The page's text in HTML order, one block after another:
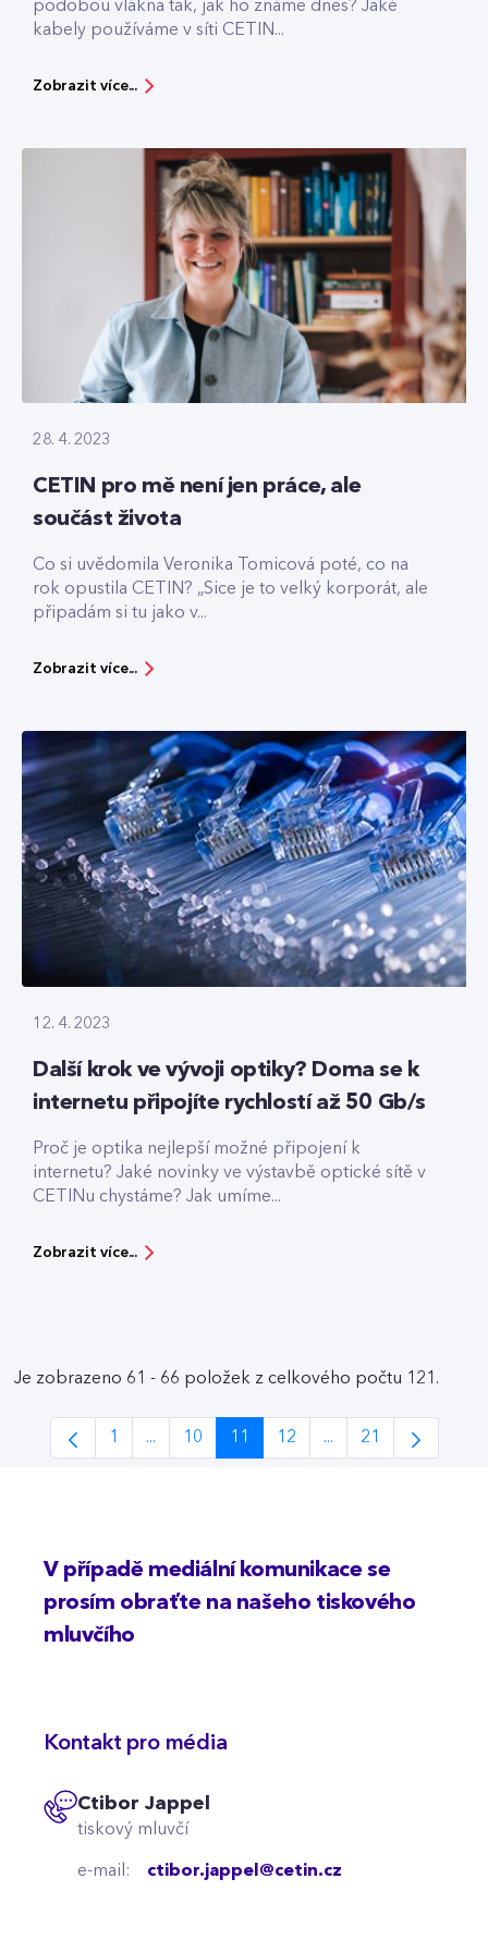
podobou vlákna tak, jak ho známe dnes? Jaké
kabely používáme v síti CETIN...
Zobrazit více...
28. 4. 2023
CETIN pro mě není jen práce, ale
součást života
Co si uvědomila Veronika Tomicová poté, co na
rok opustila CETIN? „Sice je to velký korporát, ale
připadám si tu jako v...
Zobrazit více...
12. 4. 2023
Další krok ve vývoji optiky? Doma se k
internetu připojíte rychlostí až 50 Gb/s
Proč je optika nejlepší možné připojení k
internetu? Jaké novinky ve výstavbě optické sítě v
CETINu chystáme? Jak umíme...
Zobrazit více...
Je zobrazeno 61 - 66 položek z celkového počtu 121.
Stránka
1 ...
Intermediate Pages Use TAB to navigate.
Stránka
10
Stránka
11
Stránka
12 ...
Intermediate Pages
Stránka
21
V případě mediální komunikace se
prosím obraťte na našeho tiskového
mluvčího
Kontakt pro média
Ctibor Jappel
tiskový mluvčí
e-mail: ctibor.jappel@cetin.cz